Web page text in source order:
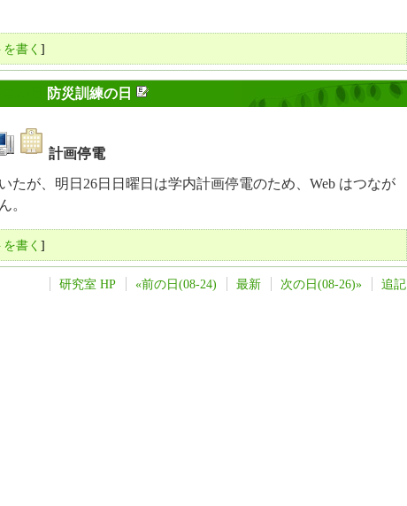
書く ]
防災訓練の日
計画停電
たが、明日26日日曜日は学内計画停電のため、Web はつなが
。
書く ]
研究室 HP «前の日(08-24) 最新 次の日(08-26)» 追記